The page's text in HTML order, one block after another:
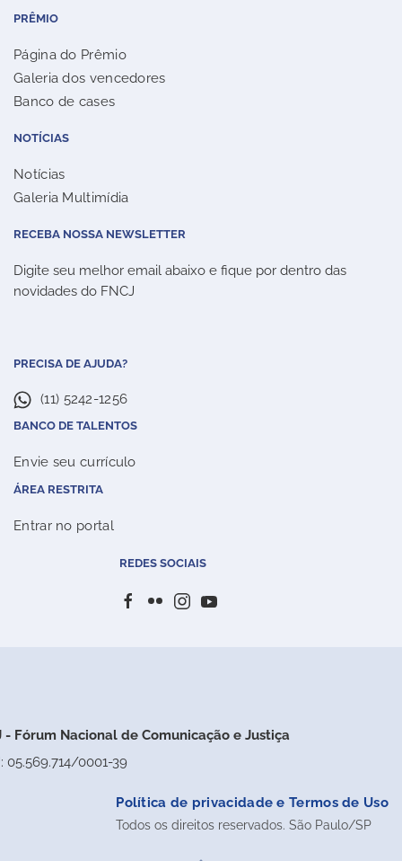
PRÊMIO
Página do Prêmio
Galeria dos vencedores
Banco de cases
NOTÍCIAS
Notícias
Galeria Multimídia
RECEBA NOSSA NEWSLETTER
Digite seu melhor email abaixo e fique por dentro das
novidades do FNCJ
PRECISA DE AJUDA?
(11) 5242-1256
BANCO DE TALENTOS
Envie seu currículo
ÁREA RESTRITA
Entrar no portal
REDES SOCIAIS
- Fórum Nacional de Comunicação e Justiça
05.569.714/0001-39
Política de privacidade e Termos de Uso
Todos os direitos reservados. São Paulo/SP